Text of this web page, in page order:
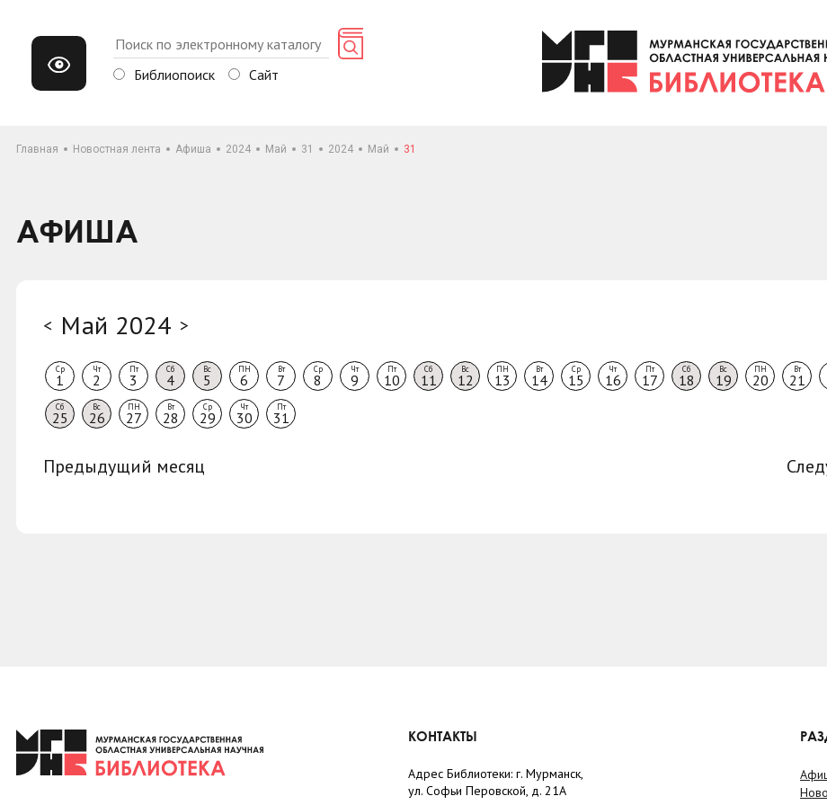
Библиопоиск Сайт
Главная Новостная лента Афиша 2024 Май 31 2024 Май 31
АФИША
< Май 2024 >
Ср
1
Чт
2
Пт
3
Сб
4
Вс
5
ПН
6
Вт
7
Ср
8
Чт
9
Пт
10
Сб
11
Вс
12
ПН
13
Вт
14
Ср
15
Чт
16
Пт
17
Сб
18
Вс
19
ПН
20
Вт
21
Сб
25
Вс
26
ПН
27
Вт
28
Ср
29
Чт
30
Пт
31
Предыдущий месяц
КОНТАКТЫ
Адрес Библиотеки: г. Мурманск,
ул. Софьи Перовской, д. 21А